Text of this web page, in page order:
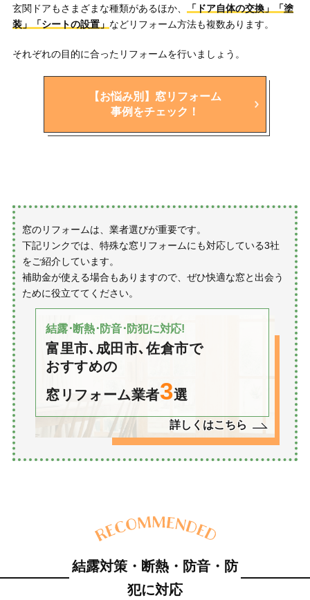
玄関ドアもさまざまな種類があるほか、
「ドア自体の交換」「塗
装」「シートの設置」 などリフォーム方法も複数あります。
それぞれの目的に合ったリフォームを行いましょう。
【お悩み別】窓リフォーム
事例をチェック！
窓のリフォームは、業者選びが重要です。
下記リンクでは、特殊な窓リフォームにも対応している3社
をご紹介しています。
補助金が使える場合もありますので、ぜひ快適な窓と出会う
ために役立ててください。
結露･断熱･防音･防犯に対応!
富里市､成田市､佐倉市で
おすすめの
窓リフォーム業者3選
詳しくはこちら
結露対策・断熱・防音・防
犯に対応